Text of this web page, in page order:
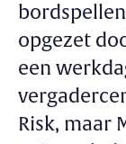
opgezet
een
Risk, maar